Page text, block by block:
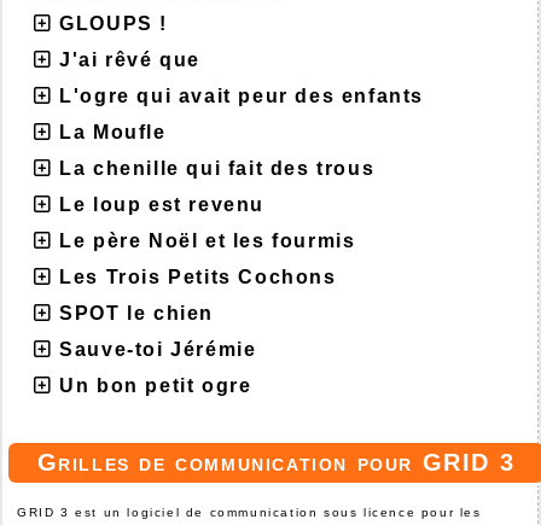
GLOUPS !
J'ai rêvé que
L'ogre qui avait peur des enfants
La Moufle
La chenille qui fait des trous
Le loup est revenu
Le père Noël et les fourmis
Les Trois Petits Cochons
SPOT le chien
Sauve-toi Jérémie
Un bon petit ogre
Grilles de communication pour GRID 3
GRID 3 est un logiciel de communication sous licence pour les